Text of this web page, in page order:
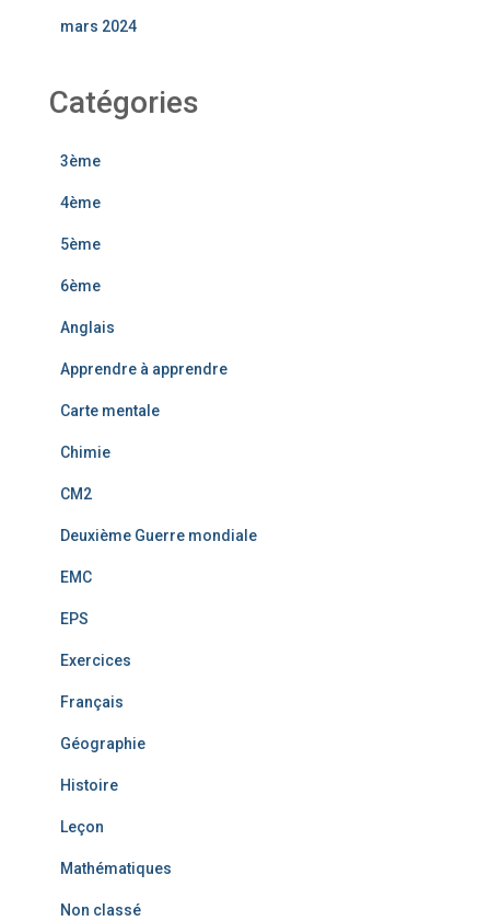
mars 2024
Catégories
3ème
4ème
5ème
6ème
Anglais
Apprendre à apprendre
Carte mentale
Chimie
CM2
Deuxième Guerre mondiale
EMC
EPS
Exercices
Français
Géographie
Histoire
Leçon
Mathématiques
Non classé